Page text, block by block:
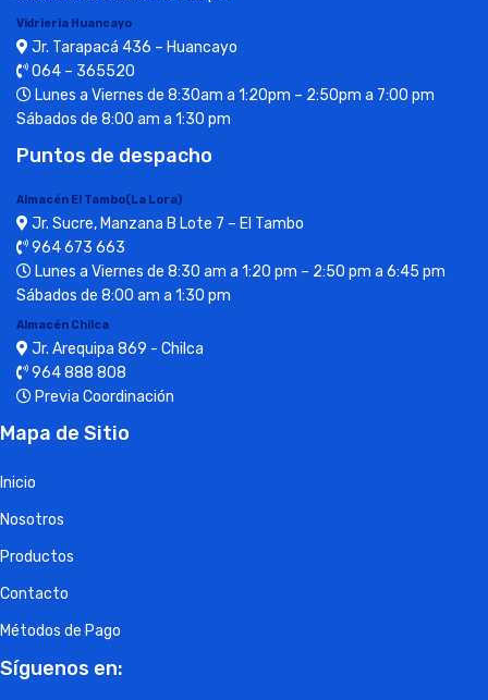
Vidrieria Huancayo
Jr. Tarapacá 436 – Huancayo
064 – 365520
Lunes a Viernes de 8:30am a 1:20pm – 2:50pm a 7:00 pm
Sábados de 8:00 am a 1:30 pm
Puntos de despacho
Almacén El Tambo(La Lora)
Jr. Sucre, Manzana B Lote 7 – El Tambo
964 673 663
Lunes a Viernes de 8:30 am a 1:20 pm – 2:50 pm a 6:45 pm
Sábados de 8:00 am a 1:30 pm
Almacén Chilca
Jr. Arequipa 869 - Chilca
964 888 808
Previa Coordinación
Mapa de Sitio
Inicio
Nosotros
Productos
Contacto
Métodos de Pago
Síguenos en: